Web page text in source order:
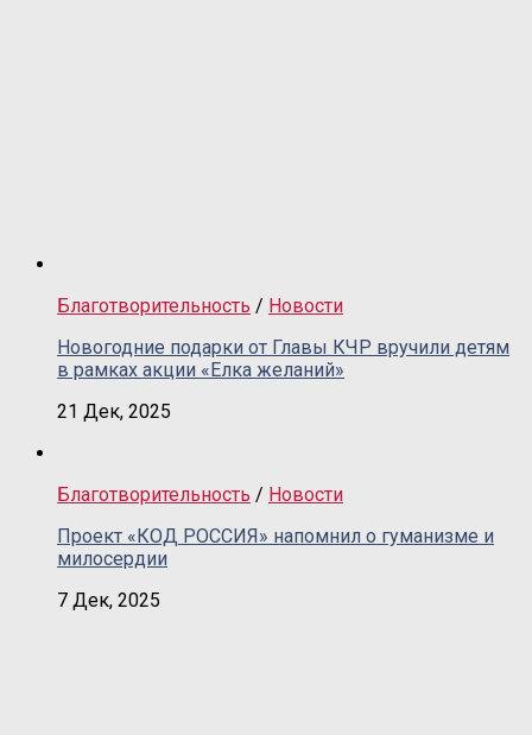
Благотворительность / Новости
Новогодние подарки от Главы КЧР вручили детям
в рамках акции «Елка желаний»
21 Дек, 2025
Благотворительность / Новости
Проект «КОД РОССИЯ» напомнил о гуманизме и
милосердии
7 Дек, 2025